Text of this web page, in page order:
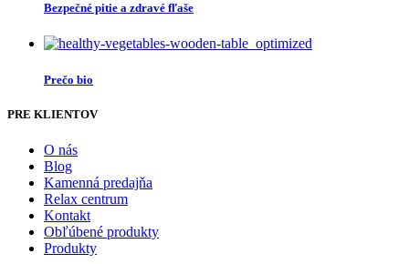
Bezpečné pitie a zdravé fľaše
Prečo bio
PRE KLIENTOV
O nás
Blog
Kamenná predajňa
Relax centrum
Kontakt
Obľúbené produkty
Produkty